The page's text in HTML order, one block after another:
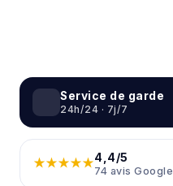
Service de garde
24h/24 · 7j/7
★★★★★4,4/5
74 avis Google